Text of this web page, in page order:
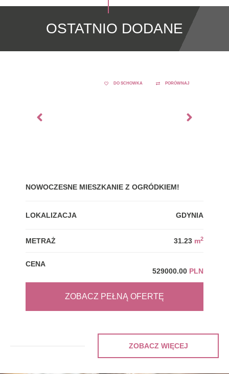
OSTATNIO DODANE
DO SCHOWKA PORÓWNAJ
NOWOCZESNE MIESZKANIE Z OGRÓDKIEM!
LOKALIZACJA GDYNIA
METRAŻ 31.23 m2
CENA
529000.00 PLN
ZOBACZ PEŁNĄ OFERTĘ
ZOBACZ WIĘCEJ